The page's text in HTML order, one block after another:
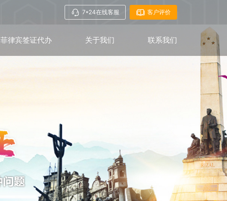
7*24在线客服 客户评价
菲律宾签证代办 关于我们 联系我们